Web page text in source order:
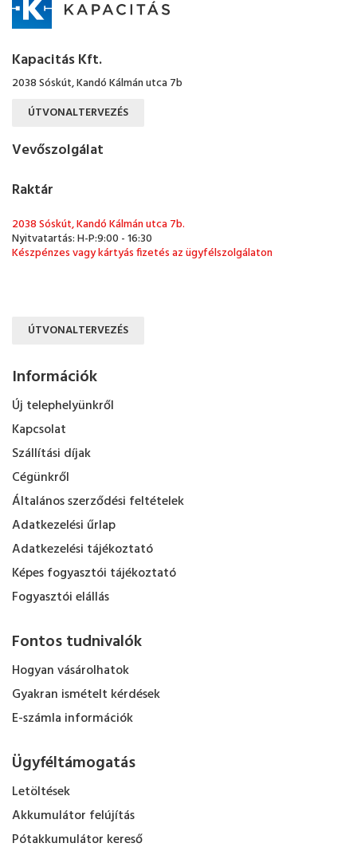
Kapacitás Kft.
2038 Sóskút, Kandó Kálmán utca 7b
ÚTVONALTERVEZÉS
Vevőszolgálat
Raktár
2038 Sóskút, Kandó Kálmán utca 7b.
Nyitvatartás: H-P:9:00 - 16:30
Készpénzes vagy kártyás fizetés az ügyfélszolgálaton
ÚTVONALTERVEZÉS
Információk
Új telephelyünkről
Kapcsolat
Szállítási díjak
Cégünkről
Általános szerződési feltételek
Adatkezelési űrlap
Adatkezelési tájékoztató
Képes fogyasztói tájékoztató
Fogyasztói elállás
Fontos tudnivalók
Hogyan vásárolhatok
Gyakran ismételt kérdések
E-számla információk
Ügyféltámogatás
Letöltések
Akkumulátor felújítás
Pótakkumulátor kereső